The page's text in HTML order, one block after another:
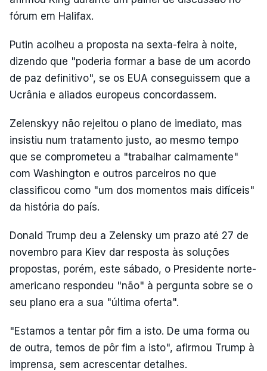
fórum em Halifax.
Putin acolheu a proposta na sexta-feira à noite,
dizendo que "poderia formar a base de um acordo
de paz definitivo", se os EUA conseguissem que a
Ucrânia e aliados europeus concordassem.
Zelenskyy não rejeitou o plano de imediato, mas
insistiu num tratamento justo, ao mesmo tempo
que se comprometeu a "trabalhar calmamente"
com Washington e outros parceiros no que
classificou como "um dos momentos mais difíceis"
da história do país.
Donald Trump deu a Zelensky um prazo até 27 de
novembro para Kiev dar resposta às soluções
propostas, porém, este sábado, o Presidente norte-
americano respondeu "não" à pergunta sobre se o
seu plano era a sua "última oferta".
"Estamos a tentar pôr fim a isto. De uma forma ou
de outra, temos de pôr fim a isto", afirmou Trump à
imprensa, sem acrescentar detalhes.